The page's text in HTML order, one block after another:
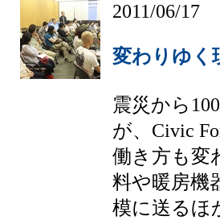
2011/06/17
変わりゆく
震災から
が、Civic
働き方も変
料や暖房機
模に送るほ